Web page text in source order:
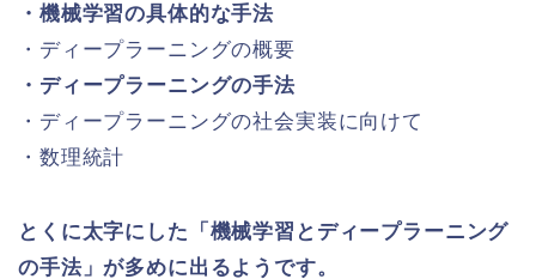
・機械学習の具体的な手法
・ディープラーニングの概要
・ディープラーニングの手法
・ディープラーニングの社会実装に向けて
・数理統計
とくに太字にした「機械学習とディープラーニング
の手法」が多めに出るようです。